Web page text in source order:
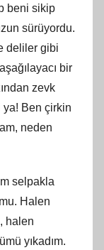
beni sikip
sürüyordu.
deliler gibi
bir
zevk
ya! Ben çirkin
neden
selpakla
Halen
halen
yıkadım.